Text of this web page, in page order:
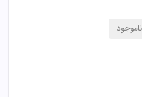
ناموجود